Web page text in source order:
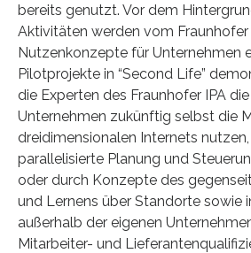
bereits genutzt. Vor dem
Aktivitäten werden vom
Nutzenkonzepte für Unternehmen
Pilotprojekte in “Second Life”
die Experten des Fraunhofer IPA
Unternehmen zukünftig selbst die
dreidimensionalen Internets nutzen,
parallelisierte Planung und
oder durch Konzepte des
und Lernens über Standorte sowie
außerhalb der eigenen
Mitarbeiter- und